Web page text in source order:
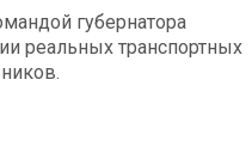
губернатора
реальных транспортных